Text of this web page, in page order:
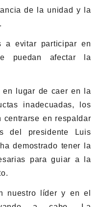
de la unidad y la
a evitar participar en
puedan afectar la
en lugar de caer en la
inadecuadas, los
centrarse en respaldar
del presidente Luis
demostrado tener la
para guiar a la
nuestro líder y en el